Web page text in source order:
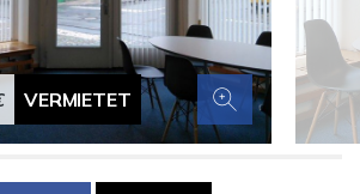
VERMIETET